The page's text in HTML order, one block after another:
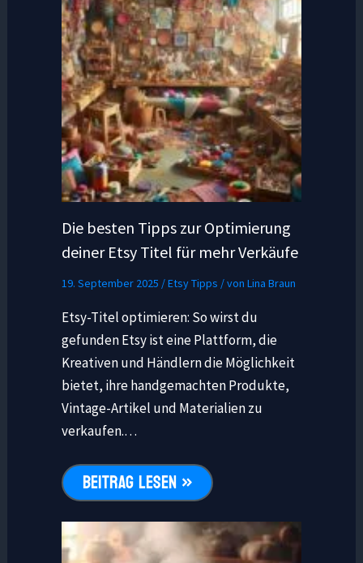
Die besten Tipps zur Optimierung
deiner Etsy Titel für mehr Verkäufe
19. September 2025 /Etsy Tipps / von Lina Braun
Etsy-Titel optimieren: So wirst du
gefunden Etsy ist eine Plattform, die
Kreativen und Händlern die Möglichkeit
bietet, ihre handgemachten Produkte,
Vintage-Artikel und Materialien zu
verkaufen.…
BEITRAG LESEN »